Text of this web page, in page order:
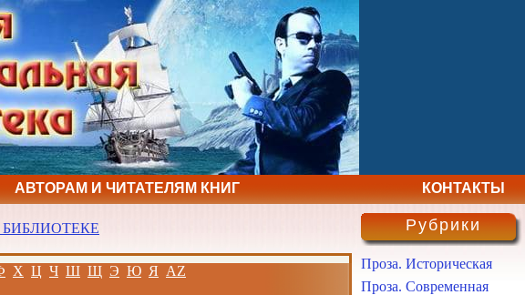
АВТОРАМ И ЧИТАТЕЛЯМ КНИГ КОНТАКТЫ
Х Ц Ч Ш Щ Э Ю Я AZ
Рубрики
Проза. Историческая
Проза. Современная